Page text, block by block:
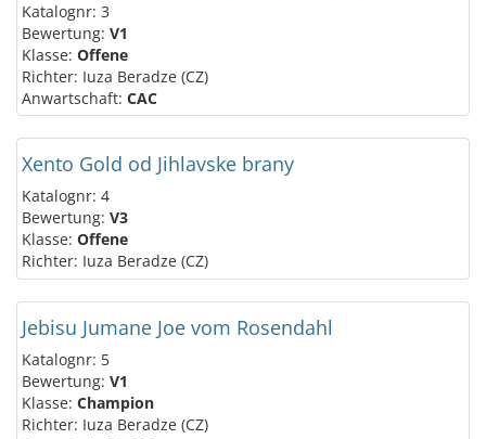
Katalognr: 3
Bewertung: V1
Klasse: Offene
Richter: Iuza Beradze (CZ)
Anwartschaft: CAC
Xento Gold od Jihlavske brany
Katalognr: 4
Bewertung: V3
Klasse: Offene
Richter: Iuza Beradze (CZ)
Jebisu Jumane Joe vom Rosendahl
Katalognr: 5
Bewertung: V1
Klasse: Champion
Richter: Iuza Beradze (CZ)